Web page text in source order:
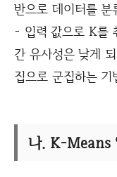
반으로 데이터를 분
- 입력 값으로 K를
간 유사성은 낮게
집으로 군집하는 기
나. K-Means